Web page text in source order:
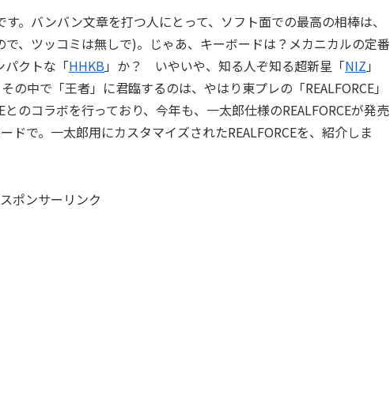
。バンバン文章を打つ人にとって、ソフト面での最高の相棒は、
、ツッコミは無しで)。じゃあ、キーボードは？メカニカルの定番
クトな「HHKB」か？ いやいや、知る人ぞ知る超新星「NIZ 」
中で「王者」に君臨するのは、やはり東プレの「REALFORCE」
のコラボを行っており、今年も、一太郎仕様のREALFORCEが発売
で。一太郎用にカスタマイズされたREALFORCEを、紹介しま
スポンサーリンク